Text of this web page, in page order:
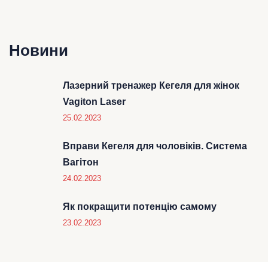
Новини
Лазерний тренажер Кегеля для жінок
Vagiton Laser
25.02.2023
Вправи Кегеля для чоловіків. Система
Вагітон
24.02.2023
Як покращити потенцію самому
23.02.2023